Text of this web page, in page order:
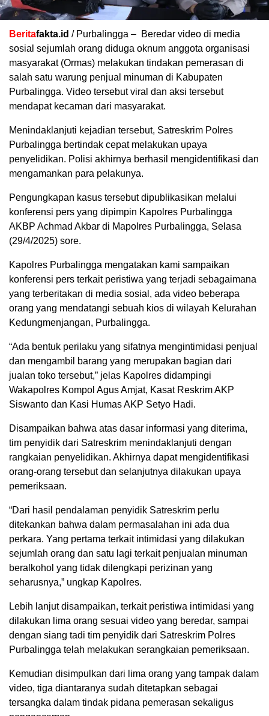
Beritafakta.id / Purbalingga – Beredar video di media
sosial sejumlah orang diduga oknum anggota organisasi
masyarakat (Ormas) melakukan tindakan pemerasan di
salah satu warung penjual minuman di Kabupaten
Purbalingga. Video tersebut viral dan aksi tersebut
mendapat kecaman dari masyarakat.
Menindaklanjuti kejadian tersebut, Satreskrim Polres
Purbalingga bertindak cepat melakukan upaya
penyelidikan. Polisi akhirnya berhasil mengidentifikasi dan
mengamankan para pelakunya.
Pengungkapan kasus tersebut dipublikasikan melalui
konferensi pers yang dipimpin Kapolres Purbalingga
AKBP Achmad Akbar di Mapolres Purbalingga, Selasa
(29/4/2025) sore.
Kapolres Purbalingga mengatakan kami sampaikan
konferensi pers terkait peristiwa yang terjadi sebagaimana
yang terberitakan di media sosial, ada video beberapa
orang yang mendatangi sebuah kios di wilayah Kelurahan
Kedungmenjangan, Purbalingga.
“Ada bentuk perilaku yang sifatnya mengintimidasi penjual
dan mengambil barang yang merupakan bagian dari
jualan toko tersebut,” jelas Kapolres didampingi
Wakapolres Kompol Agus Amjat, Kasat Reskrim AKP
Siswanto dan Kasi Humas AKP Setyo Hadi.
Disampaikan bahwa atas dasar informasi yang diterima,
tim penyidik dari Satreskrim menindaklanjuti dengan
rangkaian penyelidikan. Akhirnya dapat mengidentifikasi
orang-orang tersebut dan selanjutnya dilakukan upaya
pemeriksaan.
“Dari hasil pendalaman penyidik Satreskrim perlu
ditekankan bahwa dalam permasalahan ini ada dua
perkara. Yang pertama terkait intimidasi yang dilakukan
sejumlah orang dan satu lagi terkait penjualan minuman
beralkohol yang tidak dilengkapi perizinan yang
seharusnya,” ungkap Kapolres.
Lebih lanjut disampaikan, terkait peristiwa intimidasi yang
dilakukan lima orang sesuai video yang beredar, sampai
dengan siang tadi tim penyidik dari Satreskrim Polres
Purbalingga telah melakukan serangkaian pemeriksaan.
Kemudian disimpulkan dari lima orang yang tampak dalam
video, tiga diantaranya sudah ditetapkan sebagai
tersangka dalam tindak pidana pemerasan sekaligus